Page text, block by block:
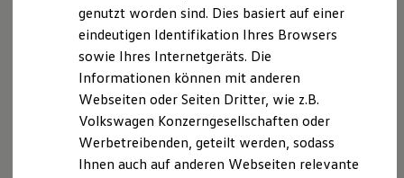
Reichweite & Ladelösungen
Reichweitensimulator
Ladezeitensimulator
Ladelösungen für Privatkunden
Ladelösungen für Gewerbekunden
Wallbox und Ladekabel
Förderung & Kosten der Elektrofahrzeuge
Fördermöglichkeiten für Privatkunden
Fördermöglichkeiten für Gewerbekunden
genutzt worden sind. Dies basiert auf einer
eindeutigen Identifikation Ihres Browsers
sowie Ihres Internetgeräts. Die
Informationen können mit anderen
Webseiten oder Seiten Dritter, wie z.B.
Volkswagen Konzerngesellschaften oder
Werbetreibenden, geteilt werden, sodass
Ihnen auch auf anderen Webseiten relevante